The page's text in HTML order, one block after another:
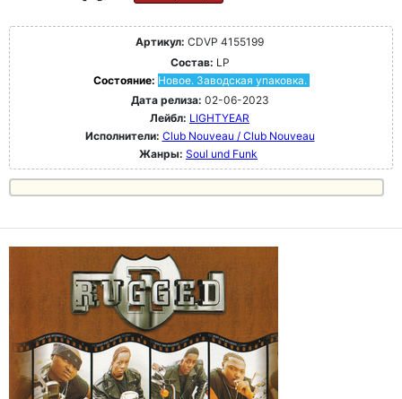
Артикул: CDVP 4155199
Состав: LP
Состояние: Новое. Заводская упаковка.
Дата релиза: 02-06-2023
Лейбл: LIGHTYEAR
Исполнители: Club Nouveau / Club Nouveau
Жанры: Soul und Funk